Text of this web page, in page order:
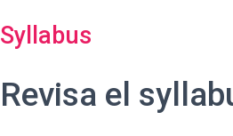
Syllabus
Revisa el